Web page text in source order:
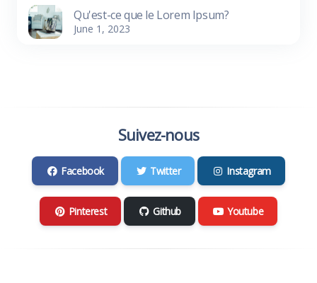
Qu'est-ce que le Lorem Ipsum?
June 1, 2023
Suivez-nous
Facebook Twitter Instagram
Pinterest Github Youtube